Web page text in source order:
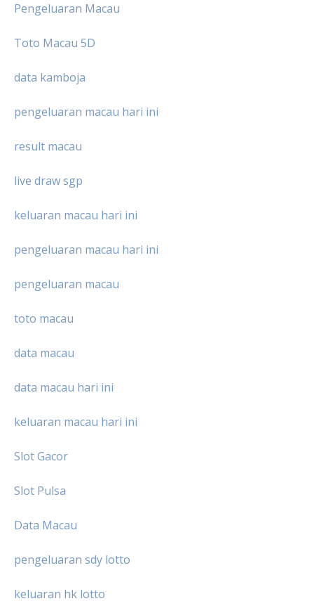
Pengeluaran Macau
Toto Macau 5D
data kamboja
pengeluaran macau hari ini
result macau
live draw sgp
keluaran macau hari ini
pengeluaran macau hari ini
pengeluaran macau
toto macau
data macau
data macau hari ini
keluaran macau hari ini
Slot Gacor
Slot Pulsa
Data Macau
pengeluaran sdy lotto
keluaran hk lotto